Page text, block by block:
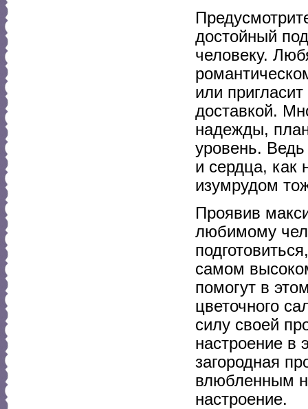
достойный
человеку.
или
доставкой.
надежды,
уровень.
и сердца, как
изумрудом
Проявив
любимому
самом
помогут в
цветочного
силу своей
настроение в
загородная
влюбленным
настроение.